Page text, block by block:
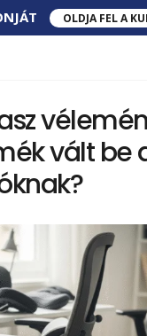
OLDJA FEL A
vált be